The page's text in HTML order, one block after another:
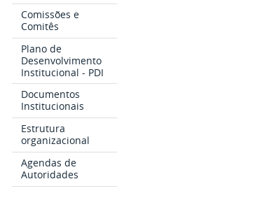
Comissões e
Comitês
Plano de
Desenvolvimento
Institucional - PDI
Documentos
Institucionais
Estrutura
organizacional
Agendas de
Autoridades